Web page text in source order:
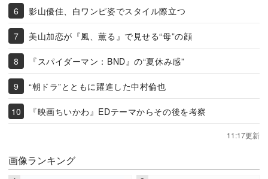
影山優佳、白ワンピ姿でスタイル際立つ
美山加恋が『風、薫る』で見せる“母”の顔
『スパイダーマン：BND』の“夏休み感”
“朝ドラ”とともに躍進した中村倫也
『映画ちいかわ』EDテーマからその後を考察
11:17更新
画像ランキング